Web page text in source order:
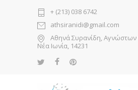
+ (213) 038 6742
athsiranidi@gmail.com
Αθηνά Συρανίδη,
Νέα Ιωνία, 14231